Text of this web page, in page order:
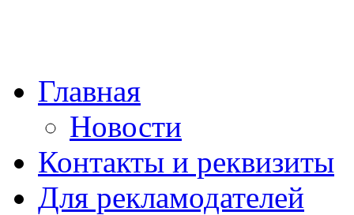
Главная
Новости
Контакты и реквизиты
Для рекламодателей